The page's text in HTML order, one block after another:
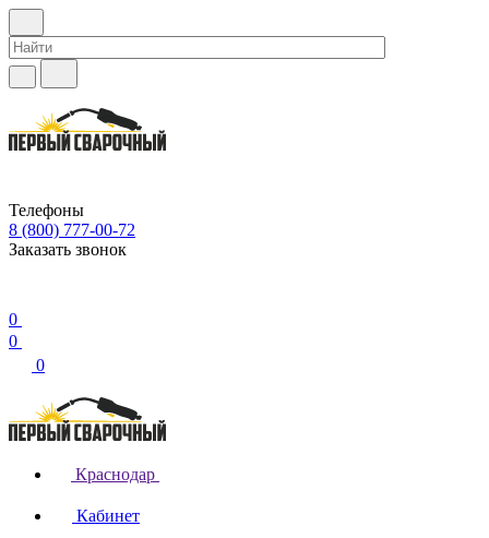
Телефоны
8 (800) 777-00-72
Заказать звонок
0
0
0
Краснодар
Кабинет